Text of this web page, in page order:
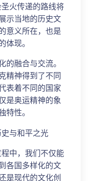
火传递的路线将
示当地的历史文
意义所在，也是
体现。
的融合与交流。
精神得到了不同
表着不同的国家
是奥运精神的象
特性。
中，我们不仅能
各国多样化的文
是现代的文化创